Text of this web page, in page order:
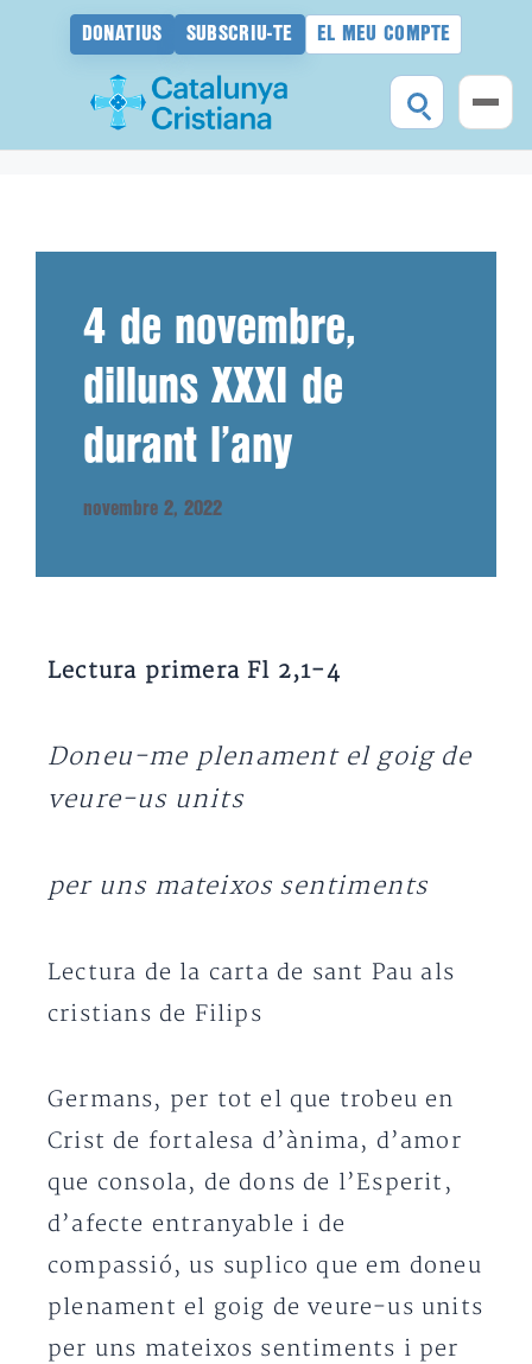
DONATIUS SUBSCRIU-TE EL MEU COMPTE
4 de novembre,
dilluns XXXI de
durant l’any
novembre 2, 2022
Lectura primera Fl 2,1-4
Doneu-me plenament el goig de
veure-us units
per uns mateixos sentiments
Lectura de la carta de sant Pau als
cristians de Filips
Germans, per tot el que trobeu en
Crist de fortalesa d’ànima, d’amor
que consola, de dons de l’Esperit,
d’afecte entranyable i de
compassió, us suplico que em doneu
plenament el goig de veure-us units
per uns mateixos sentiments i per